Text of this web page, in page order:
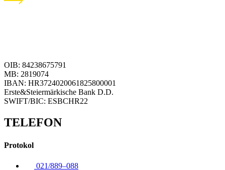
OIB: 84238675791
MB: 2819074
IBAN: HR3724020061825800001
Erste&Steiermärkische Bank D.D.
SWIFT/BIC: ESBCHR22
TELEFON
Protokol
021/889–088